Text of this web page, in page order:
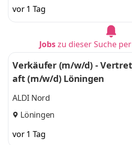
vor 1 Tag
Jobszu dieser Suche
Verkäufer (m/w/d) -
aft (m/w/d) Löningen
ALDI Nord
Löningen
vor 1 Tag